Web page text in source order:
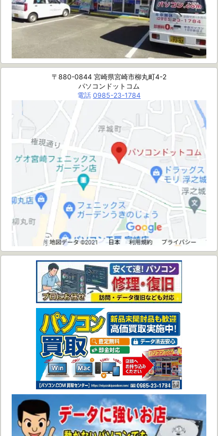
〒880-0844 宮崎県宮崎市柳丸町4-2
パソコンドットコム
電話 0985-23-1784